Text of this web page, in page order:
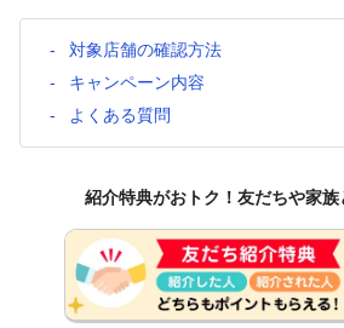
対象店舗の確認方法
キャンペーン内容
よくある質問
紹介特典がおトク！友だちや家族